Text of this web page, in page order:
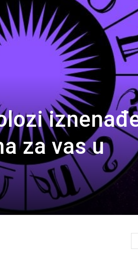
za vas u